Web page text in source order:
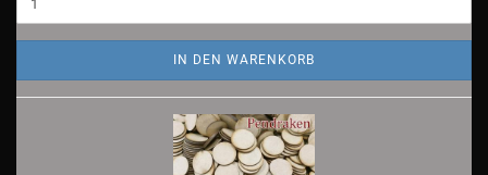
IN DEN WARENKORB